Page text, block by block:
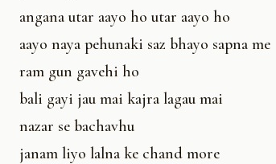
angana utar aayo ho utar aayo ho
aayo naya pehunaki saz bhayo sapna me
ram gun gavehi ho
bali gayi jau mai kajra lagau mai
nazar se bachavhu
janam liyo lalna ke chand more